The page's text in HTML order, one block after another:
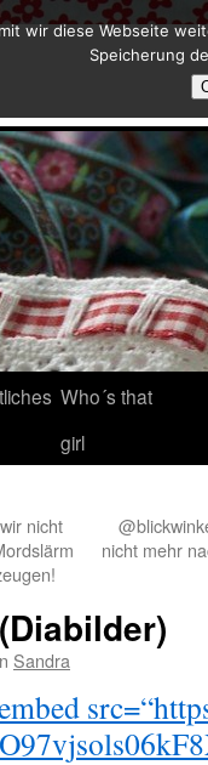
Who´s that
girl
nicht
nicht mehr
Sandra
wir diese Webseite
Speicherung